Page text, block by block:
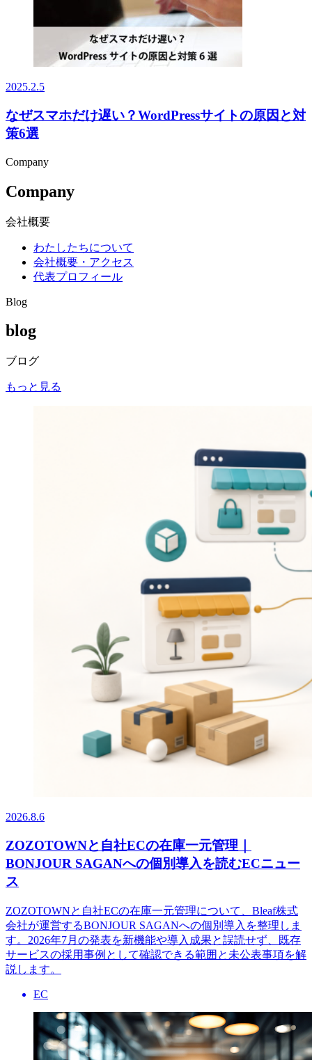
2025.2.5
なぜスマホだけ遅い？WordPressサイトの原因と対
策6選
Company
Company
会社概要
わたしたちについて
会社概要・アクセス
代表プロフィール
Blog
blog
ブログ
もっと見る
2026.8.6
ZOZOTOWNと自社ECの在庫一元管理｜
BONJOUR SAGANへの個別導入を読むECニュー
ス
ZOZOTOWNと自社ECの在庫一元管理について、Bleaf株式
会社が運営するBONJOUR SAGANへの個別導入を整理しま
す。2026年7月の発表を新機能や導入成果と誤読せず、既存
サービスの採用事例として確認できる範囲と未公表事項を解
説します。
EC